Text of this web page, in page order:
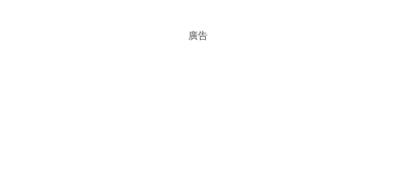
廣告